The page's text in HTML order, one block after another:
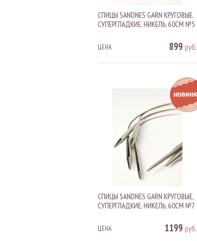
СПИЦЫ SANDNES GARN КРУГОВЫЕ,
СУПЕРГЛАДКИЕ, НИКЕЛЬ, 60СМ №5
ЦЕНА 899 руб.
СПИЦЫ SANDNES GARN КРУГОВЫЕ,
СУПЕРГЛАДКИЕ, НИКЕЛЬ, 60СМ №7
ЦЕНА 1199 руб.